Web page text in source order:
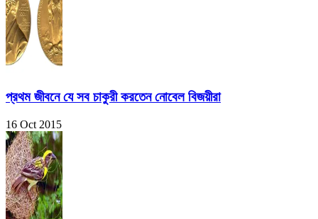
প্রথম জীবনে যে সব চাকুরী করতেন নোবেল বিজয়ীরা
16 Oct 2015